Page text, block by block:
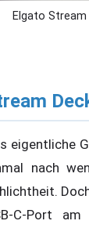
Elgato
eigentliche
nach
C-Port